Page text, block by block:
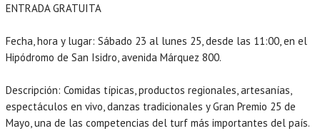
ENTRADA GRATUITA
Fecha, hora y lugar: Sábado 23 al lunes 25, desde las 11:00, en el
Hipódromo de San Isidro, avenida Márquez 800.
Descripción: Comidas típicas, productos regionales, artesanías,
espectáculos en vivo, danzas tradicionales y Gran Premio 25 de
Mayo, una de las competencias del turf más importantes del país.